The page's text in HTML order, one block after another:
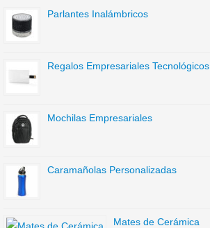
Parlantes Inalámbricos
Regalos Empresariales Tecnológicos
Mochilas Empresariales
Caramañolas Personalizadas
Mates de Cerámica